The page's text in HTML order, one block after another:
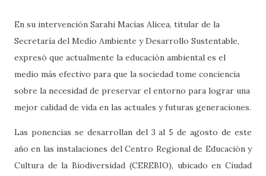
En su intervención Sarahi Macías Alicea, titular de la
Secretaría del Medio Ambiente y Desarrollo Sustentable,
expresó que actualmente la educación ambiental es el
medio más efectivo para que la sociedad tome conciencia
sobre la necesidad de preservar el entorno para lograr una
mejor calidad de vida en las actuales y futuras generaciones.
Las ponencias se desarrollan del 3 al 5 de agosto de este
año en las instalaciones del Centro Regional de Educación y
Cultura de la Biodiversidad (CEREBIO), ubicado en Ciudad